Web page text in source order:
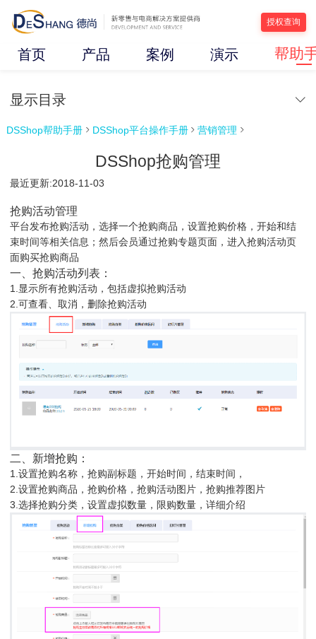
授权查询
首页 产品 案例 演示 帮助
显示目录
DSShop帮助手册  DSShop平台操作手册  营销管理 
DSShop抢购管理
最近更新:2018-11-03
抢购活动管理
平台发布抢购活动，选择一个抢购商品，设置抢购价格，开始和结
束时间等相关信息；然后会员通过抢购专题页面，进入抢购活动页
面购买抢购商品
一、抢购活动列表：
1.显示所有抢购活动，包括虚拟抢购活动
2.可查看、取消，删除抢购活动
二、新增抢购：
1.设置抢购名称，抢购副标题，开始时间，结束时间，
2.设置抢购商品，抢购价格，抢购活动图片，抢购推荐图片
3.选择抢购分类，设置虚拟数量，限购数量，详细介绍